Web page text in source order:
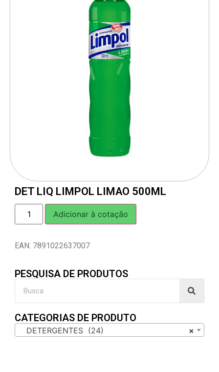
DET LIQ LIMPOL LIMAO 500ML
Adicionar à cotação
EAN: 7891022637007
PESQUISA DE PRODUTOS
CATEGORIAS DE PRODUTO
×
DETERGENTES (24)